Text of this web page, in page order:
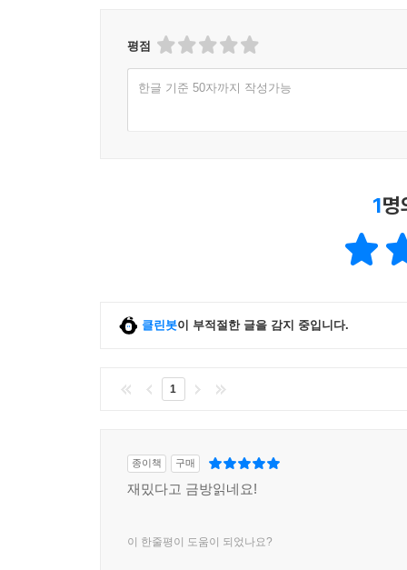
평점
한글 기준 50자까지 작성가능
1명
클린봇이 부적절한 글을 감지 중입니다.
1
종이책 구매
재밌다고 금방읽네요!
이 한줄평이 도움이 되었나요?